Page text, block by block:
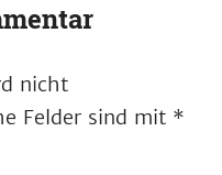
nicht
Felder sind mit *